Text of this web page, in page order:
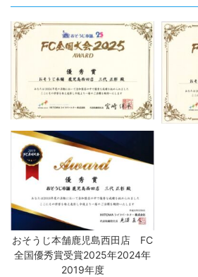
おそうじ本舗鹿児島西田店 FC
全国優秀賞受賞2025年2024年
2019年度